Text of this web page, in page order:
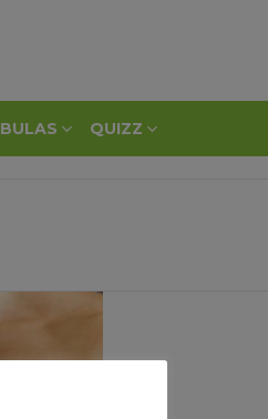
BULAS QUIZZ